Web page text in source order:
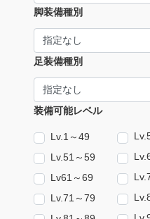
脚装備種別
足装備種別
装備可能レベル
Lv.1～49
Lv.51～59
Lv61～69
Lv.71～79